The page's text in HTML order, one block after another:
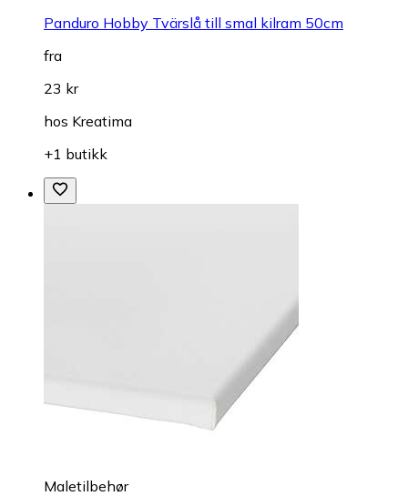
Panduro Hobby Tvärslå till smal kilram 50cm
fra
23 kr
hos Kreatima
+1 butikk
Maletilbehør